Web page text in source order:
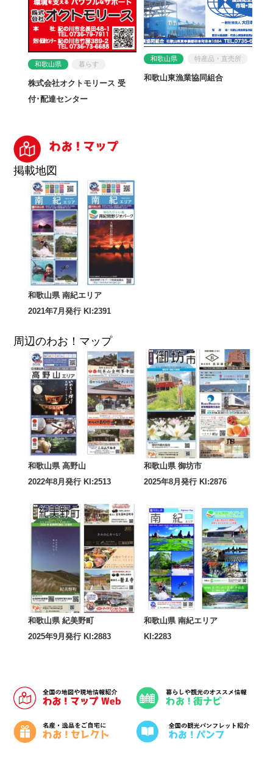
和歌山県 暮らす
株式会社オクトモリース 受
付･配達センター
和歌山県 特産品・直売所
和歌山東漁業協同組合
掲載地図
和歌山県 南紀エリア
2021年7月発行 KI:2391
周辺のわお！マップ
和歌山県 高野山
2022年8月発行 KI:2513
和歌山県 御坊市
2025年8月発行 KI:2876
和歌山県 紀美野町
2025年9月発行 KI:2883
和歌山県 南紀エリア
KI:2283